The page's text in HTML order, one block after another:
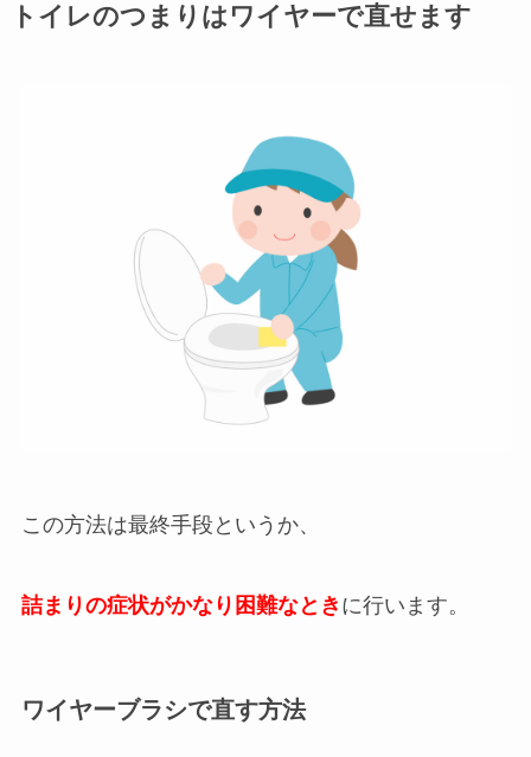
トイレのつまりはワイヤーで直せます
この方法は最終手段というか、
詰まりの症状がかなり困難なとき に行います。
ワイヤーブラシで直す方法